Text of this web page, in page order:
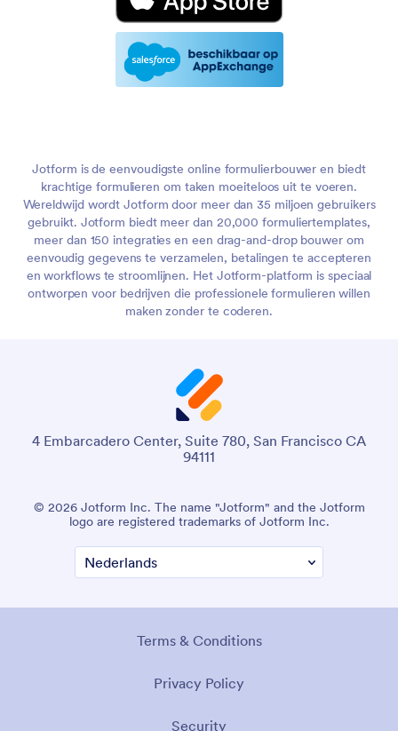
Jotform is de eenvoudigste online formulierbouwer en biedt
krachtige formulieren om taken moeiteloos uit te voeren.
Wereldwijd wordt Jotform door meer dan 35 miljoen gebruikers
gebruikt. Jotform biedt meer dan 20,000 formuliertemplates,
meer dan 150 integraties en een drag-and-drop bouwer om
eenvoudig gegevens te verzamelen, betalingen te accepteren
en workflows te stroomlijnen. Het Jotform-platform is speciaal
ontworpen voor bedrijven die professionele formulieren willen
maken zonder te coderen.
4 Embarcadero Center, Suite 780, San Francisco CA
94111
© 2026 Jotform Inc. The name "Jotform" and the Jotform
logo are registered trademarks of Jotform Inc.
Terms & Conditions
Privacy Policy
Security